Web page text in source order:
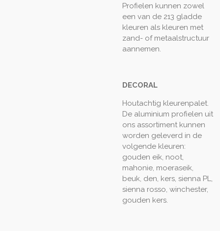
Profielen kunnen zowel
een van de 213 gladde
kleuren als kleuren met
zand- of metaalstructuur
aannemen.
DECORAL
Houtachtig kleurenpalet.
De aluminium profielen uit
ons assortiment kunnen
worden geleverd in de
volgende kleuren:
gouden eik, noot,
mahonie, moeraseik,
beuk, den, kers, sienna PL,
sienna rosso, winchester,
gouden kers.